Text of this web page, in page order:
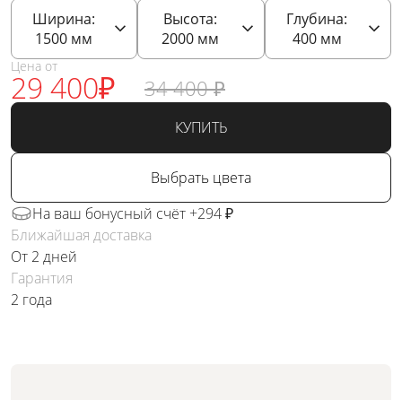
Ширина:
1500мм
Высота:
2000мм
Глубина:
400мм
Цена от
29 400₽ 34 400 ₽
КУПИТЬ
Выбрать цвета
На ваш бонусный счёт +294 ₽
Ближайшая доставка
От 2 дней
Гарантия
2 года